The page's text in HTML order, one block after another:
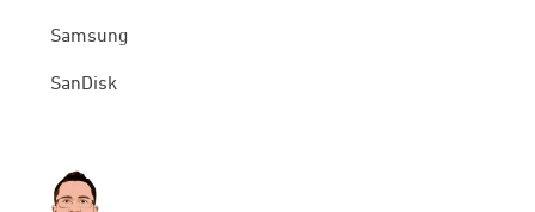
Samsung
SanDisk